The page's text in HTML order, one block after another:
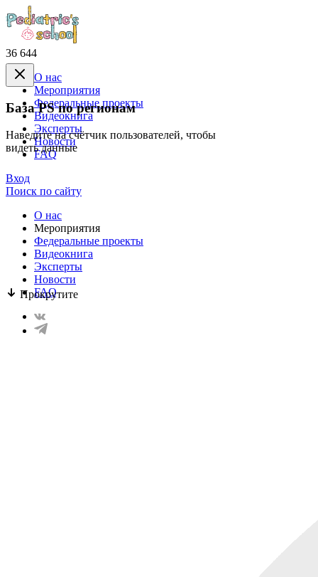
36 644
База PS по регионам
Наведите на счётчик пользователей, чтобы
видеть данные
Прокрутите
О нас
Mероприятия
Федеральные проекты
Видеокнига
Эксперты
Новости
FAQ
Вход
Поиск по сайту
О нас
Mероприятия
Федеральные проекты
Видеокнига
Эксперты
Новости
FAQ